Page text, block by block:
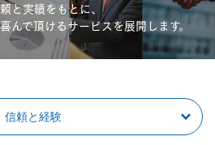
と実績をもとに、
んで頂けるサービスを展開します。
信頼と経験